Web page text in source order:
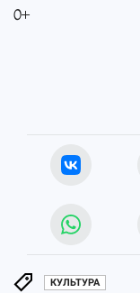
0+
КУЛЬТУРА